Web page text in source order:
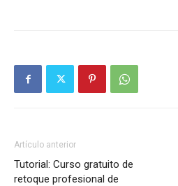
Artículo anterior
Tutorial: Curso gratuito de
retoque profesional de